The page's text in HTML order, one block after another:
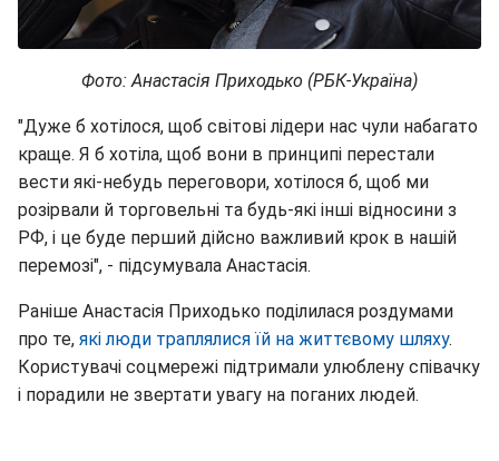
Фото: Анастасія Приходько (РБК-Україна)
"Дуже б хотілося, щоб світові лідери нас чули набагато
краще. Я б хотіла, щоб вони в принципі перестали
вести які-небудь переговори, хотілося б, щоб ми
розірвали й торговельні та будь-які інші відносини з
РФ, і це буде перший дійсно важливий крок в нашій
перемозі", - підсумувала Анастасія.
Раніше Анастасія Приходько поділилася роздумами
про те, які люди траплялися їй на життєвому шляху.
Користувачі соцмережі підтримали улюблену співачку
і порадили не звертати увагу на поганих людей.